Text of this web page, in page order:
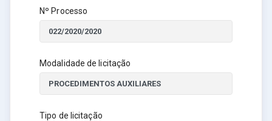
Nº Processo
Modalidade de licitação
Tipo de licitação